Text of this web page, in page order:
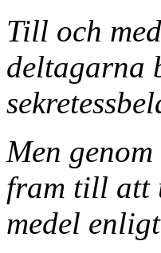
Till och
deltagarna
Men
fram till att
medel